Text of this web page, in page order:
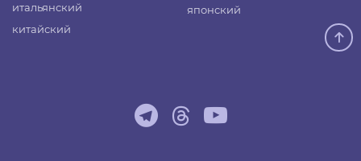
итальянский
китайский
японский